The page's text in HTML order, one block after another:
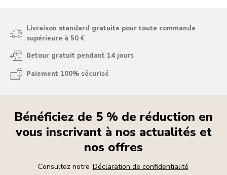
Livraison standard gratuite pour toute commande
supérieure à 50 €
Retour gratuit pendant 14 jours
Paiement 100% sécurisé
Bénéficiez de 5 % de réduction en
vous inscrivant à nos actualités et
nos offres
Consultez notre Déclaration de confidentialité